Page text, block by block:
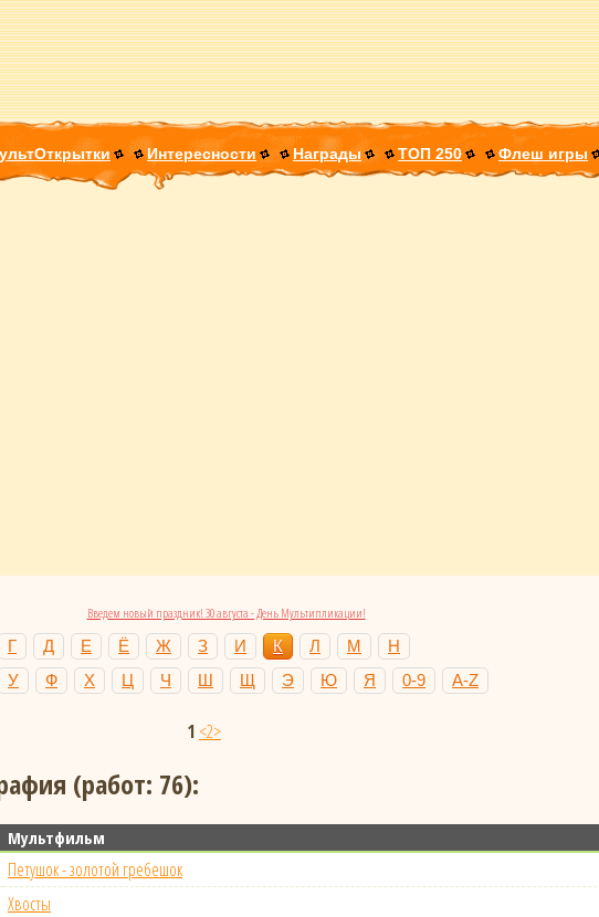
Интересности Награды ТОП 250 Флеш игры
Введем новый праздник! 30 августа - День Мультипликации!
Г Д Е Ё Ж З И К Л М
Н
У Ф Х Ц Ч Ш Щ Э Ю Я 0-9 A-Z
1 <2>
(работ: 76):
Мультфильм
Петушок - золотой гребешок
Хвосты